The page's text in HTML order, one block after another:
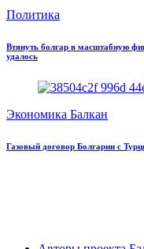
Политика
Втянуть болгар в масштабную
удалось
Экономика Балкан
Газовый договор Болгарии с